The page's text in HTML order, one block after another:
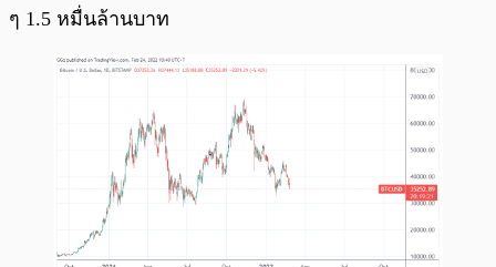
ๆ 1.5 หมื่นล้านบาท